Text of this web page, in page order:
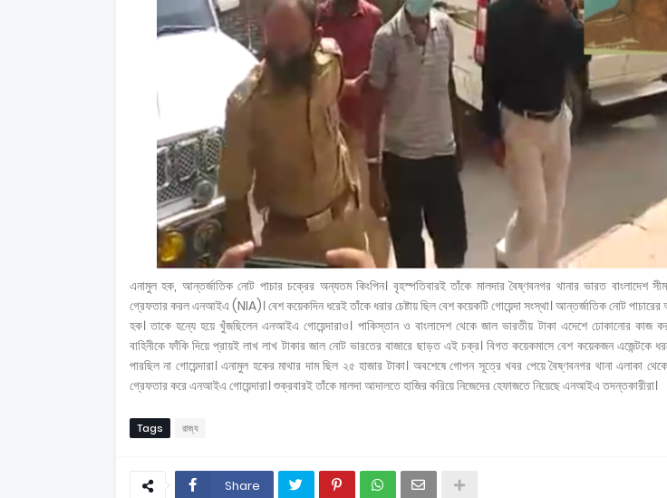
এনামুল হক, আন্তর্জাতিক নোট পাচার চক্রের অন্যতম কিংপিন। বৃহস্পতিবারই তাঁকে মালদার বৈষ্ণবনগর থানার ভারত বাংলাদেশ
গ্রেফতার করল এনআইএ (NIA)। বেশ কয়েকদিন ধরেই তাঁকে ধরার চেষ্টায় ছিল বেশ কয়েকটি গোয়েন্দা সংস্থা। আন্তর্জাতিক নোট
হক। তাকে হন্যে হয়ে খুঁজছিলেন এনআইএ গোয়েন্দারাও। পাকিস্তান ও বাংলাদেশ থেকে জাল ভারতীয় টাকা এদেশে ঢোকানোর কাজ
বাহিনীকে ফাঁকি দিয়ে প্রায়ই লাখ লাখ টাকার জাল নোট ভারতের বাজারে ছাড়ত এই চক্র। বিগত কয়েকমাসে বেশ কয়েকজন এজেন্টকে
পারছিল না গোয়েন্দারা। এনামুল হকের মাথার দাম ছিল ২৫ হাজার টাকা। অবশেষে গোপন সূত্রে খবর পেয়ে বৈষ্ণবনগর থানা এলাকা
গ্রেফতার করে এনআইএ গোয়েন্দারা। শুক্রবারই তাঁকে মালদা আদালতে হাজির করিয়ে নিজেদের হেফাজতে নিয়েছে এনআইএ তদন্তকারীরা।
Tags রাজ্য
Share